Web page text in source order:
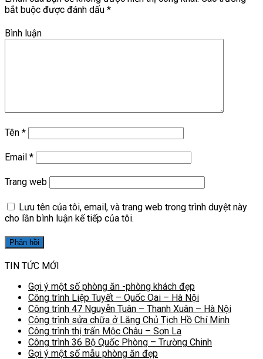
bắt buộc được đánh dấu *
Bình luận
Tên *
Email *
Trang web
Lưu tên của tôi, email, và trang web trong trình duyệt này
cho lần bình luận kế tiếp của tôi.
TIN TỨC MỚI
Gợi ý một số phòng ăn -phòng khách đẹp
Công trình Liệp Tuyết – Quốc Oai – Hà Nội
Công trình 47 Nguyễn Tuân – Thanh Xuân – Hà Nội
Công trình sửa chữa ở Lăng Chủ Tịch Hồ Chí Minh
Công trình thị trấn Mộc Châu – Sơn La
Công trình 36 Bộ Quốc Phòng – Trường Chinh
Gợi ý một số mẫu phòng ăn đẹp